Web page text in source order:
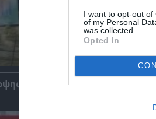
I want to opt-out of
of my Personal
was collected.
Opted In
για το Βραβείο